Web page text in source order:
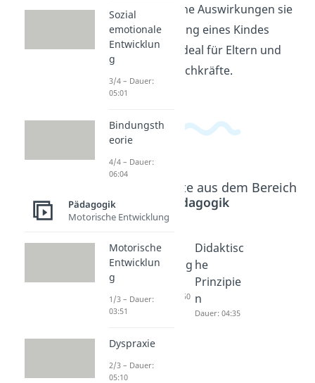
es gibt und welche Auswirkungen sie
auf die Entwicklung eines Kindes
haben können. Ideal für Eltern und
pädagogische Fachkräfte.
Beliebte Inhalte aus dem Bereich
Pädagogik
Laissez-
Faire
Erziehun
gsstil
Dauer: 04:36
Reggio
Pädagog
Dauer: 04:50
Didaktisc
he
Prinzipie
n
Dauer: 04:35
Sozial
emotionale
Entwicklun
g
3/4 – Dauer:
05:01
Bindungsth
eorie
4/4 – Dauer:
06:04
Pädagogik
Motorische Entwicklung
Motorische
Entwicklun
g
1/3 – Dauer:
03:51
Dyspraxie
2/3 – Dauer:
05:10